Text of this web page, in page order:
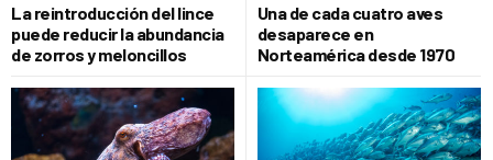
La reintroducción del lince
puede reducir la abundancia
de zorros y meloncillos
Una de cada cuatro aves
desaparece en
Norteamérica desde 1970